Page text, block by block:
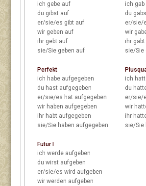
ich gebe auf
du gibst auf
er/sie/es gibt auf
wir geben auf
ihr gebt auf
sie/Sie geben auf
ich
du
er/sie/
wir
ihr
sie/Sie
Perfekt
ich habe aufgegeben
du hast aufgegeben
er/sie/es hat aufgegeben
wir haben aufgegeben
ihr habt aufgegeben
sie/Sie haben aufgegeben
ich
du
er/sie/
wir
ihr
sie/Sie
Futur I
ich werde aufgeben
du wirst aufgeben
er/sie/es wird aufgeben
wir werden aufgeben